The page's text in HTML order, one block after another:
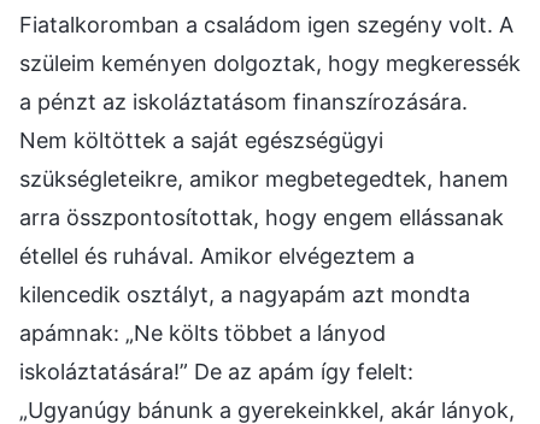
Fiatalkoromban a családom igen szegény volt. A
szüleim keményen dolgoztak, hogy megkeressék
a pénzt az iskoláztatásom finanszírozására.
Nem költöttek a saját egészségügyi
szükségleteikre, amikor megbetegedtek, hanem
arra összpontosítottak, hogy engem ellássanak
étellel és ruhával. Amikor elvégeztem a
kilencedik osztályt, a nagyapám azt mondta
apámnak: „Ne költs többet a lányod
iskoláztatására!” De az apám így felelt:
„Ugyanúgy bánunk a gyerekeinkkel, akár lányok,